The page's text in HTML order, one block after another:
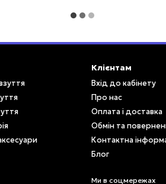
Клієнтам
Вхід до кабінету
Про нас
Оплата і доставка
Обмін та
Контактна
Блог
Ми в соцмережах